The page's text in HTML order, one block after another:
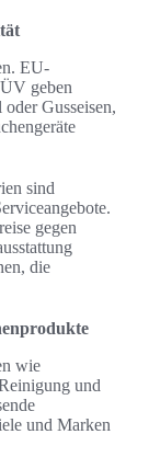
EU-
geben
Gusseisen,
sind
gegen
die
wie
und
und Marken